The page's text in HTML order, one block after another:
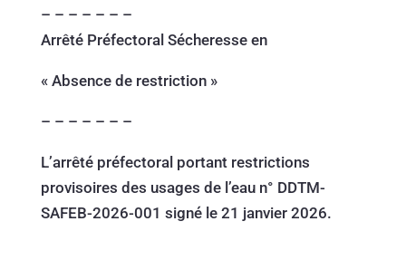
– – – – – – –
Arrêté Préfectoral Sécheresse en
« Absence de restriction »
– – – – – – –
L’arrêté préfectoral portant restrictions
provisoires des usages de l’eau n° DDTM-
SAFEB-2026-001 signé le 21 janvier 2026.